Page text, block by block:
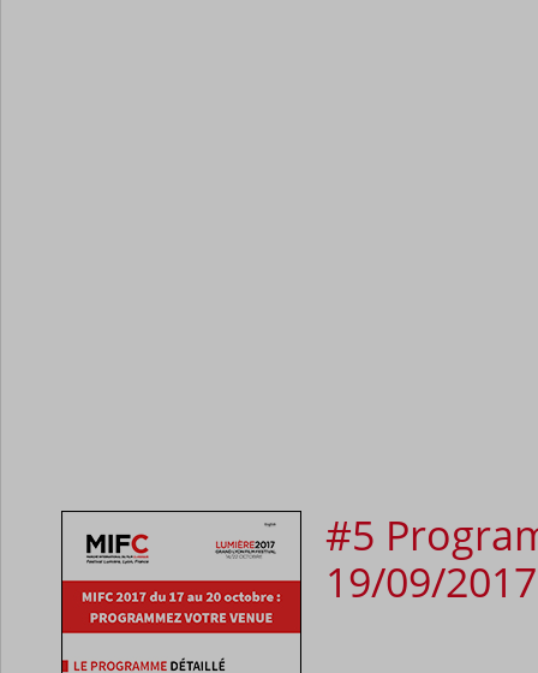
#5
19/09/2017